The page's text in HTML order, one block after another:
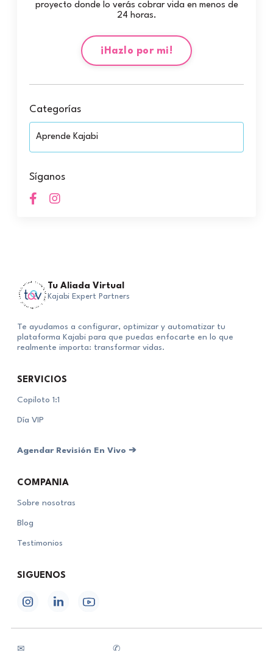
proyecto donde lo verás cobrar vida en menos de
24 horas.
¡Hazlo por mi!
Categorías
Síganos
Tu Aliada Virtual
Kajabi Expert Partners
Te ayudamos a configurar, optimizar y automatizar tu
plataforma Kajabi para que puedas enfocarte en lo que
realmente importa: transformar vidas.
SERVICIOS
Copiloto 1:1
Día VIP
Agendar Revisión En Vivo ➔
COMPAÑÍA
Sobre nosotras
Blog
Testimonios
SÍGUENOS
✉ ✆